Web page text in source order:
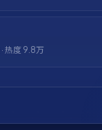
· 热度 9.8万